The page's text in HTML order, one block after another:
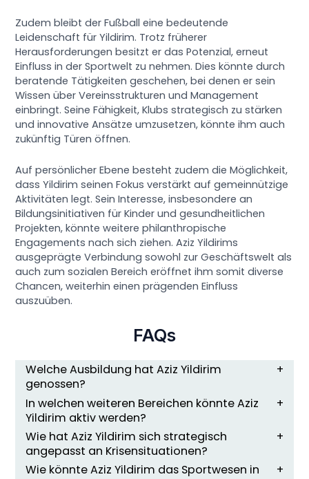
Zudem bleibt der Fußball eine bedeutende
Leidenschaft für Yildirim. Trotz früherer
Herausforderungen besitzt er das Potenzial, erneut
Einfluss in der Sportwelt zu nehmen. Dies könnte durch
beratende Tätigkeiten geschehen, bei denen er sein
Wissen über Vereinsstrukturen und Management
einbringt. Seine Fähigkeit, Klubs strategisch zu stärken
und innovative Ansätze umzusetzen, könnte ihm auch
zukünftig Türen öffnen.
Auf persönlicher Ebene besteht zudem die Möglichkeit,
dass Yildirim seinen Fokus verstärkt auf gemeinnützige
Aktivitäten legt. Sein Interesse, insbesondere an
Bildungsinitiativen für Kinder und gesundheitlichen
Projekten, könnte weitere philanthropische
Engagements nach sich ziehen. Aziz Yildirims
ausgeprägte Verbindung sowohl zur Geschäftswelt als
auch zum sozialen Bereich eröffnet ihm somit diverse
Chancen, weiterhin einen prägenden Einfluss
auszuüben.
FAQs
Welche Ausbildung hat Aziz Yildirim
genossen?
In welchen weiteren Bereichen könnte Aziz
Yildirim aktiv werden?
Wie hat Aziz Yildirim sich strategisch
angepasst an Krisensituationen?
Wie könnte Aziz Yildirim das Sportwesen in